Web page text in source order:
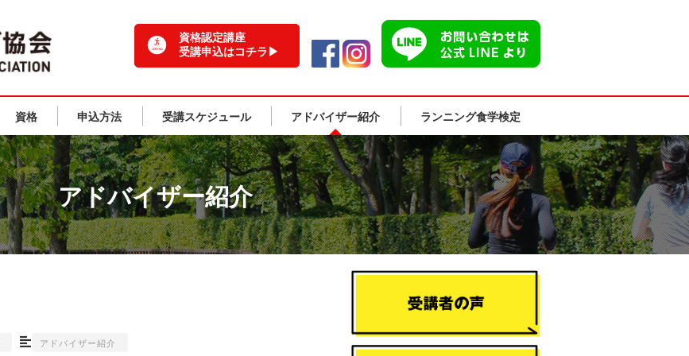
資格認定講座
受講申込はコチラ▶
資格 申込方法 受講スケジュール アドバイザー紹介 ランニング食学検定
アドバイザー紹介
アドバイザー紹介